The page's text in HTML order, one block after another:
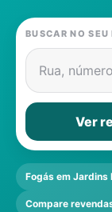
Gás
Contatos
BUSCAR NO SEU
Rua,
Ver
Fogás em Jardins
Compare